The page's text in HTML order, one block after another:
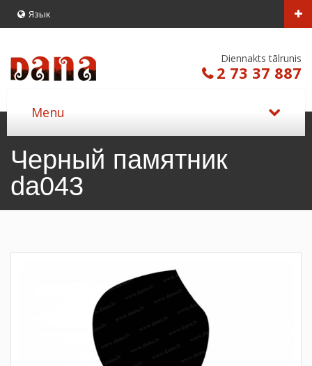
Язык
Diennakts tālrunis
2 73 37 887
Черный памятник
da043